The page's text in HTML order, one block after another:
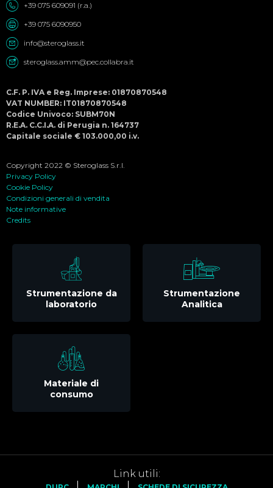
+39 075 609091 (r.a.)
+39 075 6090950
info@steroglass.it
steroglass.amm@pec.collabra.it
C.F. P. IVA e Reg. Imprese: 01870870548
VAT NUMBER: IT01870870548
Codice Univoco: SUBM70N
R.E.A. C.C.I.A. di Perugia n. 164737
Capitale sociale € 103.000,00 i.v.
Copyright 2022 © Steroglass S.r.l.
Privacy Policy
Cookie Policy
Condizioni generali di vendita
Note informative
Credits
Strumentazione da
laboratorio
Strumentazione
Analitica
Materiale di
consumo
Link utili: